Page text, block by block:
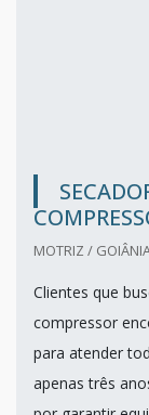
MOTRIZ /
Clientes que
compressor
para atender
apenas três